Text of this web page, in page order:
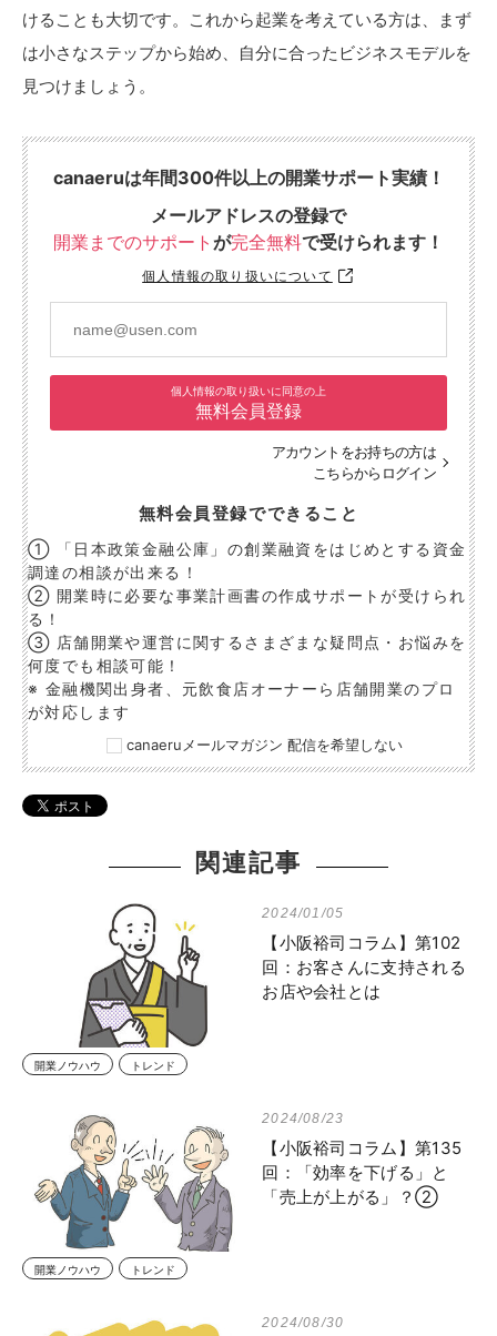
けることも大切です。これから起業を考えている方は、まず
は小さなステップから始め、自分に合ったビジネスモデルを
見つけましょう。
canaeruは年間300件以上の開業サポート実績！
メールアドレスの登録で
開業までのサポート が完全無料で受けられます！
個人情報の取り扱いについて
個人情報の取り扱いに同意の上
無料会員登録
アカウントをお持ちの方は
こちらからログイン
無料会員登録でできること
① 「日本政策金融公庫」の創業融資をはじめとする資金
調達の相談が出来る！
② 開業時に必要な事業計画書の作成サポートが受けられ
る！
③ 店舗開業や運営に関するさまざまな疑問点・お悩みを
何度でも相談可能！
※ 金融機関出身者、元飲食店オーナーら店舗開業のプロ
が対応します
canaeruメールマガジン 配信を希望しない
関連記事
2024/01/05
【小阪裕司コラム】第102
回：お客さんに支持される
お店や会社とは
開業ノウハウ トレンド
2024/08/23
【小阪裕司コラム】第135
回：「効率を下げる」と
「売上が上がる」？②
開業ノウハウ トレンド
2024/08/30